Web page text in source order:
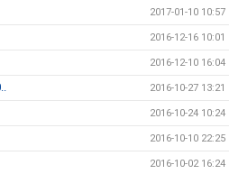
2017-01-10 10:57
2016-12-16 10:01
2016-12-10 16:04
2016-10-27 13:21
2016-10-24 10:24
2016-10-10 22:25
2016-10-02 16:24